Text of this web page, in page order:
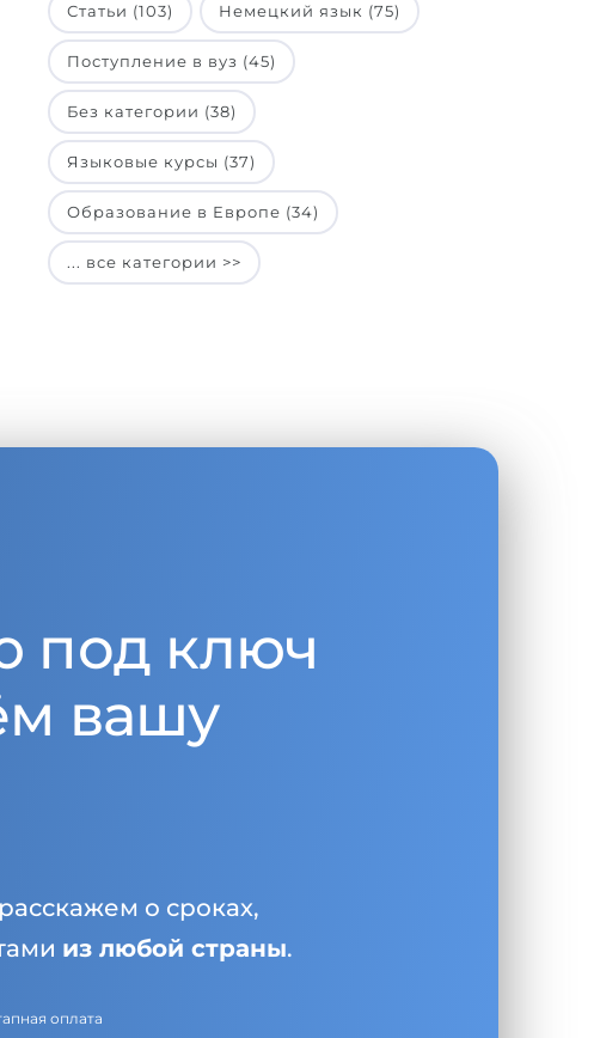
Статьи (103) Немецкий язык (75)
Поступление в вуз (45)
Без категории (38)
Языковые курсы (37)
Образование в Европе (34)
... все категории >>
под ключ
вашу
о сроках,
из любой страны.
оплата